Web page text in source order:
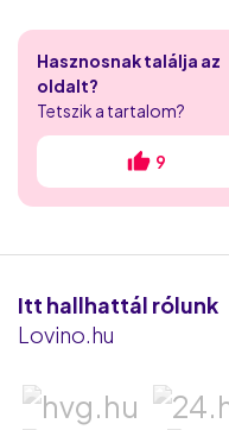
Victoria Milan
Flirthits
Flirt.com
iDates
Puncs.hu
Love.hu
Elittárs.hu
Hasznosnak találja az
oldalt?
Tetszik a tartalom?
9
Itt hallhattál rólunk
Lovino.hu